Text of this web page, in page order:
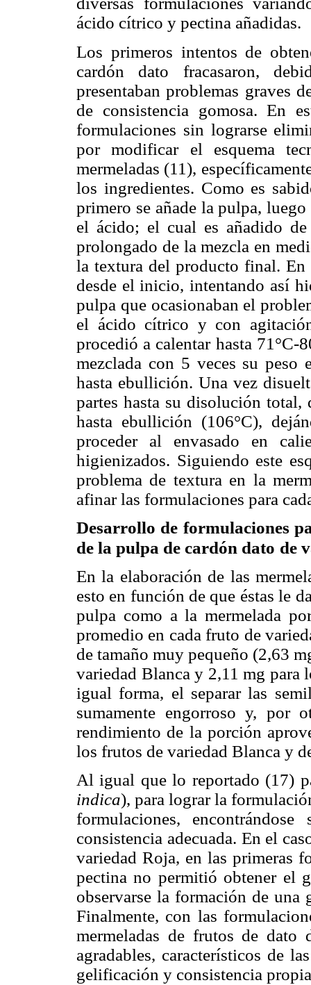
ácido cítrico y pectina añadidas.
Los primeros intentos de
cardón dato fracasaron,
presentaban problemas graves
de consistencia gomosa. En
formulaciones sin lograrse
por modificar el esquema
mermeladas (11),
los ingredientes. Como es
primero se añade la pulpa,
el ácido; el cual es añadido
prolongado de la mezcla en
la textura del producto final.
desde el inicio, intentando así
pulpa que ocasionaban el
el ácido cítrico y con
procedió a calentar hasta 71°C-
mezclada con 5 veces su peso
hasta ebullición. Una vez
partes hasta su disolución
hasta ebullición (106°C),
proceder al envasado en
higienizados. Siguiendo este
problema de textura en la
afinar las formulaciones para
Desarrollo de formulaciones
de la pulpa de cardón dato de
En la elaboración de las
esto en función de que éstas le
pulpa como a la mermelada
promedio en cada fruto de
de tamaño muy pequeño (2,63
variedad Blanca y 2,11 mg para
igual forma, el separar las
sumamente engorroso y, por
rendimiento de la porción
los frutos de variedad Blanca y
Al igual que lo reportado (17)
indica), para lograr la
formulaciones,
consistencia adecuada. En el
variedad Roja, en las primeras
pectina no permitió obtener el
observarse la formación de
Finalmente, con las
mermeladas de frutos de
agradables, característicos de
gelificación y consistencia